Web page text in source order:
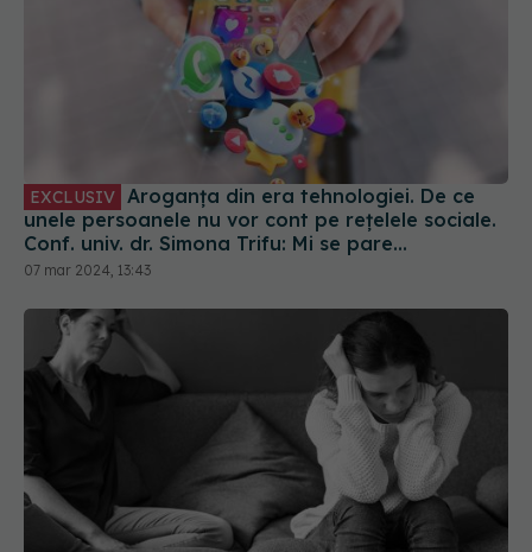
EXCLUSIV
unele persoanele nu vor cont pe rețelele sociale.
Conf. univ. dr. Simona Trifu: Mi se pare
extravaganță
07 mar 2024, 13:43